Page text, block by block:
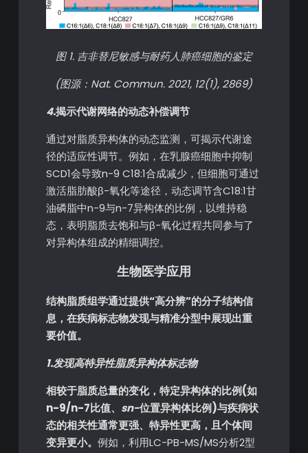
图 1. 吉非替尼敏感与耐药人肺癌细胞的鉴定
(图源：Nat. Commun. 2021, 12(1), 2869)
4.揭示代谢网络的动态补偿调节
通过对脂质异构体的动态监测，可揭示代谢途
径的适应性调节。例如，在乳腺癌细胞中抑制
SCD1会导致n-9 C18:1合成减少，但细胞可通过
激活脂肪酸β-氧化等途径，动态调节含C18:1甘
油磷脂中n-9与n-7异构体的比例，以维持稳
态，表明脂质去饱和与β-氧化过程共同参与了
对异构体组成的精细调控。
生物医学应用
结构脂质组学通过提供“高分辨”的分子结构信
息，在疾病标志物发现与精准分型中展现出重
要价值。
1.发现高特异性脂质异构体标志物
相较于脂质总量的变化，特定异构体的比例(如
n-9/n-7比值、 sn-位置异构体比例)与疾病状
态的相关性通常更强、特异性更高，且个体间
变异更小。 例如，利用LC-PB-MS/MS分析2型